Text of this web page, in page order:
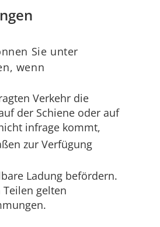
Sie unter
wenn
Verkehr die
der Schiene oder auf
infrage kommt,
zur Verfügung
Ladung befördern.
gelten